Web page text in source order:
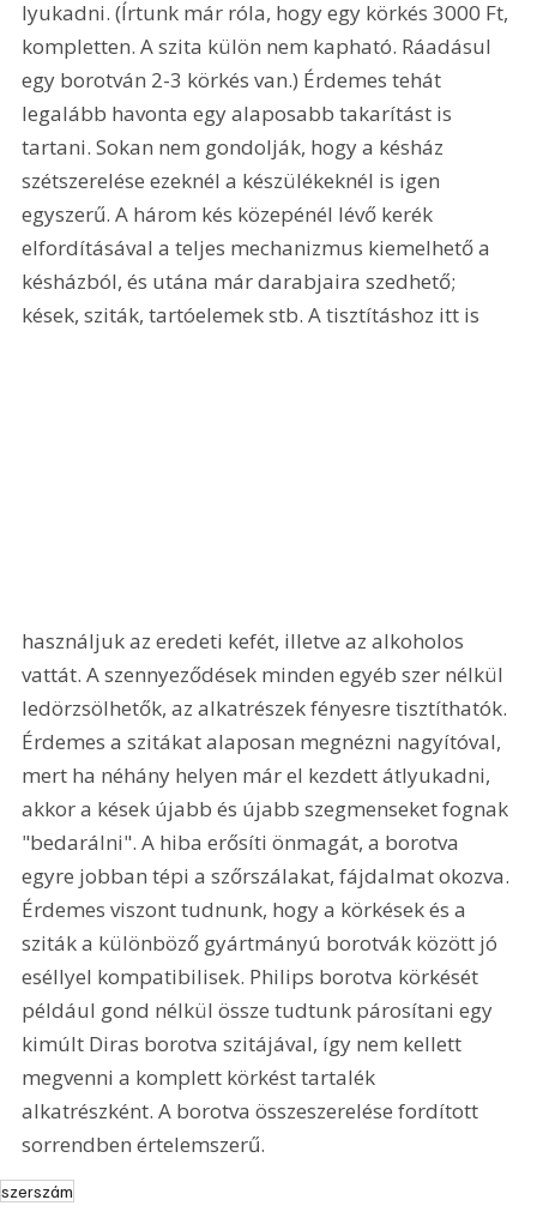
lyukadni. (Írtunk már róla, hogy egy körkés 3000 Ft,
kompletten. A szita külön nem kapható. Ráadásul
egy borotván 2-3 körkés van.) Érdemes tehát
legalább havonta egy alaposabb takarítást is
tartani. Sokan nem gondolják, hogy a késház
szétszerelése ezeknél a készülékeknél is igen
egyszerű. A három kés közepénél lévő kerék
elfordításával a teljes mechanizmus kiemelhető a
késházból, és utána már darabjaira szedhető;
kések, sziták, tartóelemek stb. A tisztításhoz itt is
használjuk az eredeti kefét, illetve az alkoholos
vattát. A szennyeződések minden egyéb szer nélkül
ledörzsölhetők, az alkatrészek fényesre tisztíthatók.
Érdemes a szitákat alaposan megnézni nagyítóval,
mert ha néhány helyen már el kezdett átlyukadni,
akkor a kések újabb és újabb szegmenseket fognak
"bedarálni". A hiba erősíti önmagát, a borotva
egyre jobban tépi a szőrszálakat, fájdalmat okozva.
Érdemes viszont tudnunk, hogy a körkések és a
sziták a különböző gyártmányú borotvák között jó
eséllyel kompatibilisek. Philips borotva körkését
például gond nélkül össze tudtunk párosítani egy
kimúlt Diras borotva szitájával, így nem kellett
megvenni a komplett körkést tartalék
alkatrészként. A borotva összeszerelése fordított
sorrendben értelemszerű.
szerszám